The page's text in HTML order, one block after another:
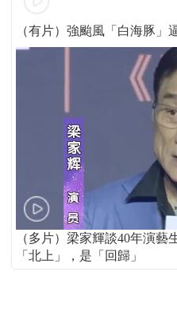
（有片）強颱風「白海豚
（多片）梁家輝談40年演
「北上」，是「回歸」